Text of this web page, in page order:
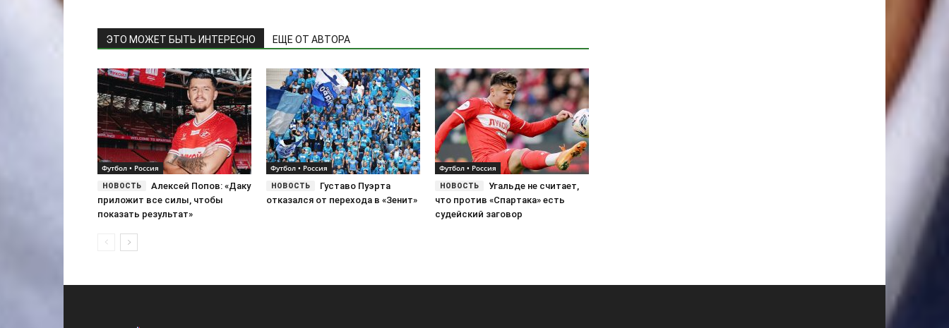
ЭТО МОЖЕТ БЫТЬ ИНТЕРЕСНО ЕЩЕ ОТ АВТОРА
Футбол • Россия
Алексей Попов: «Даку
приложит все силы, чтобы
показать результат»
Футбол • Россия
Густаво Пуэрта
отказался от перехода в «Зенит»
Футбол • Россия
Угальде не считает,
что против «Спартака» есть
судейский заговор